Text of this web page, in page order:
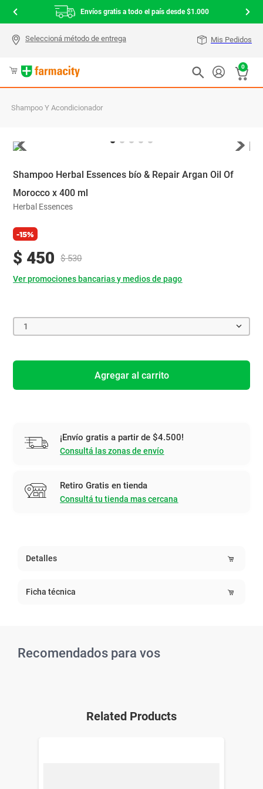
Envíos gratis a todo el país desde $1.000
Mis Pedidos
0
Shampoo Y Acondicionador
Shampoo Herbal Essences bío & Repair Argan Oil Of
Morocco x 400 ml
Herbal Essences
-15%
$ 450 $ 530
Ver promociones bancarias y medios de pago
1
Agregar al carrito
¡Envío gratis a partir de $4.500!
Consultá las zonas de envío
Retiro Gratis en tienda
Consultá tu tienda mas cercana
Detalles
Ficha técnica
Recomendados para vos
Related Products